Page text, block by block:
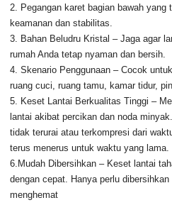
2. Pegangan karet bagian bawah
keamanan dan stabilitas.
3. Bahan Beludru Kristal – Jaga agar
rumah Anda tetap nyaman dan bersih.
4. Skenario Penggunaan – Cocok
ruang cuci, ruang tamu, kamar tidur,
5. Keset Lantai Berkualitas Tinggi –
lantai akibat percikan dan noda
tidak terurai atau terkompresi dari
terus menerus untuk waktu yang lama.
6.Mudah Dibersihkan – Keset lantai
dengan cepat. Hanya perlu
menghemat